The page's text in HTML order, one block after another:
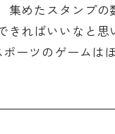
集めたスタンプ
ればいいなと思
ーツのゲームは